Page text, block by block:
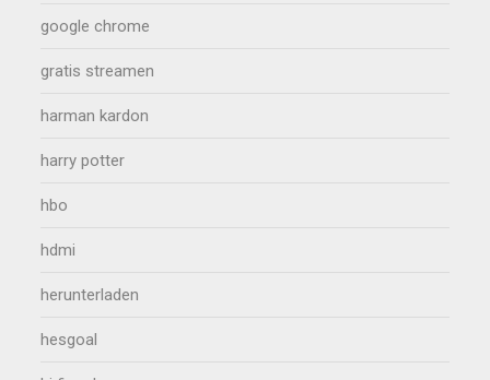
google chrome
gratis streamen
harman kardon
harry potter
hbo
hdmi
herunterladen
hesgoal